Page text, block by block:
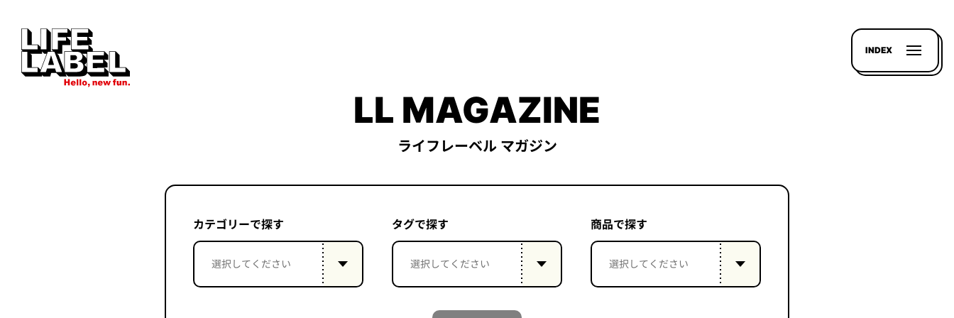
INDEX
LL MAGAZINE
ライフレーベル マガジン
カテゴリーで探す タグで探す 商品で探す